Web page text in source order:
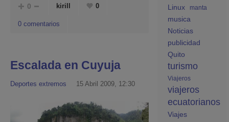
0 kirill 0
0 comentarios
Escalada en Cuyuja
Deportes extremos 15 Abril 2009, 12:30
Linux
manta
musica
Noticias
publicidad
Quito
turismo
Viajeros
viajeros
ecuatorianos
Viajes